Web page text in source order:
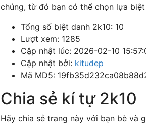
chúng, từ đó bạn có thể chọn lựa
Tổng số biệt danh 2k10: 10
Lượt xem: 1285
Cập nhật lúc: 2026-02-10
Cập nhật bởi: kitudep
Mã MD5:
Chia sẻ kí tự 2k10
Hãy chia sẻ trang này với bạn bè và